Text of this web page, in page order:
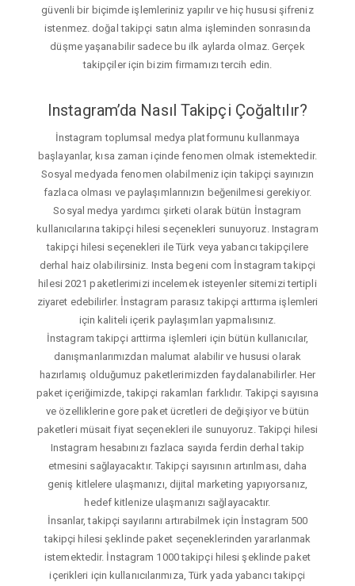
güvenli bir biçimde işlemleriniz yapılır ve hiç hususi şifreniz
istenmez. doğal takipçi satın alma işleminden sonrasında
düşme yaşanabilir sadece bu ilk aylarda olmaz. Gerçek
takipçiler için bizim firmamızı tercih edin.
Instagram’da Nasıl Takipçi Çoğaltılır?
İnstagram toplumsal medya platformunu kullanmaya
başlayanlar, kısa zaman içinde fenomen olmak istemektedir.
Sosyal medyada fenomen olabilmeniz için takipçi sayınızın
fazlaca olması ve paylaşımlarınızın beğenilmesi gerekiyor.
Sosyal medya yardımcı şirketi olarak bütün İnstagram
kullanıcılarına takipçi hilesi seçenekleri sunuyoruz. Instagram
takipçi hilesi seçenekleri ile Türk veya yabancı takipçilere
derhal haiz olabilirsiniz. Insta begeni com İnstagram takipçi
hilesi 2021 paketlerimizi incelemek isteyenler sitemizi tertipli
ziyaret edebilirler. İnstagram parasız takipçi arttırma işlemleri
için kaliteli içerik paylaşımları yapmalısınız.
İnstagram takipçi arttirma işlemleri için bütün kullanıcılar,
danışmanlarımızdan malumat alabilir ve hususi olarak
hazırlamış olduğumuz paketlerimizden faydalanabilirler. Her
paket içeriğimizde, takipçi rakamları farklıdır. Takipçi sayısına
ve özelliklerine gore paket ücretleri de değişiyor ve bütün
paketleri müsait fiyat seçenekleri ile sunuyoruz. Takipçi hilesi
Instagram hesabınızı fazlaca sayıda ferdin derhal takip
etmesini sağlayacaktır. Takipçi sayısının artırılması, daha
geniş kitlelere ulaşmanızı, dijital marketing yapıyorsanız,
hedef kitlenize ulaşmanızı sağlayacaktır.
İnsanlar, takipçi sayılarını artırabilmek için İnstagram 500
takipçi hilesi şeklinde paket seçeneklerinden yararlanmak
istemektedir. İnstagram 1000 takipçi hilesi şeklinde paket
içerikleri için kullanıcılarımıza, Türk yada yabancı takipçi